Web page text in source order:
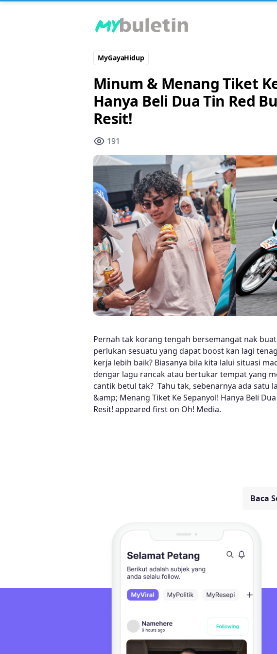
MyGayaHidup
Minum & Menang Tiket
Hanya Beli Dua Tin Red
Resit!
191
Pernah tak korang tengah bersemangat nak
perlukan sesuatu yang dapat boost kan lagi
kerja lebih baik? Biasanya bila kita lalui situasi
dengar lagu rancak atau bertukar tempat yang
cantik betul tak? Tahu tak, sebenarnya ada satu
&amp; Menang Tiket Ke Sepanyol! Hanya Beli
Resit! appeared first on Oh! Media.
Baca